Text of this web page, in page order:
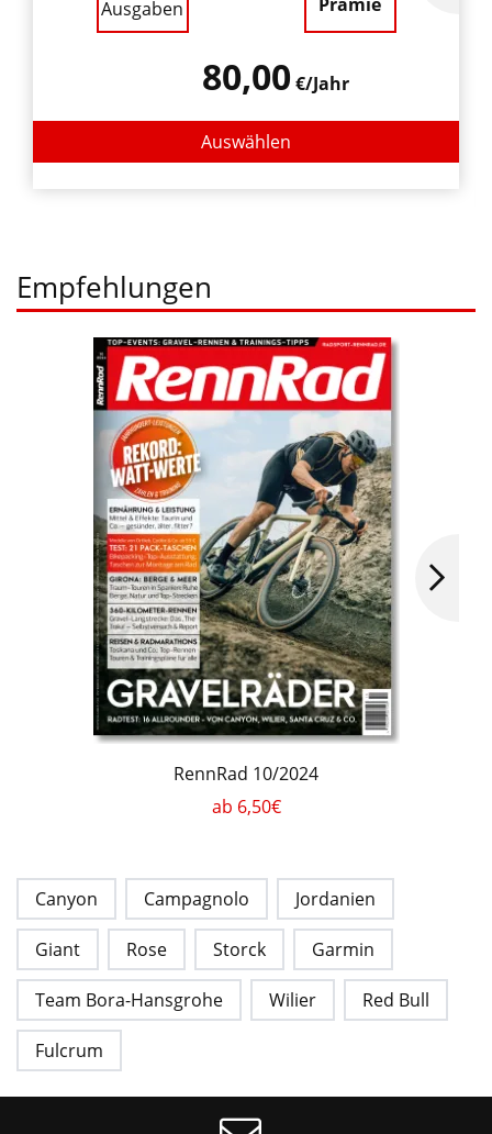
Ausgaben
80,00€/Jahr
Auswählen
Empfehlungen
RennRad 10/2024
ab 6,50€
Canyon Campagnolo Jordanien
Giant Rose Storck Garmin
Team Bora-Hansgrohe Wilier Red Bull
Fulcrum